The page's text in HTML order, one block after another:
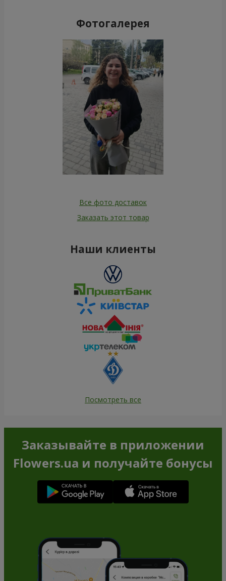
Фотогалерея
Все фото доставок
Заказать этот товар
Наши клиенты
Посмотреть все
Заказывайте в приложении
Flowers.ua и получайте бонусы